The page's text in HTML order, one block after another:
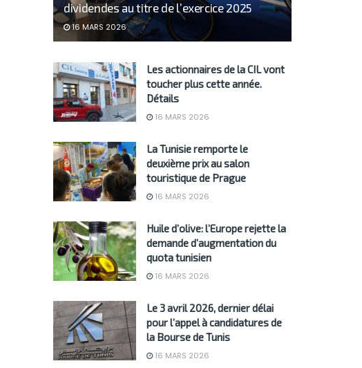
dividendes au titre de l’exercice 2025
16 MARS 2026
Les actionnaires de la CIL vont
toucher plus cette année.
Détails
16 MARS 2026
La Tunisie remporte le
deuxième prix au salon
touristique de Prague
16 MARS 2026
Huile d’olive: l’Europe rejette la
demande d’augmentation du
quota tunisien
16 MARS 2026
Le 3 avril 2026, dernier délai
pour l’appel à candidatures de
la Bourse de Tunis
16 MARS 2026